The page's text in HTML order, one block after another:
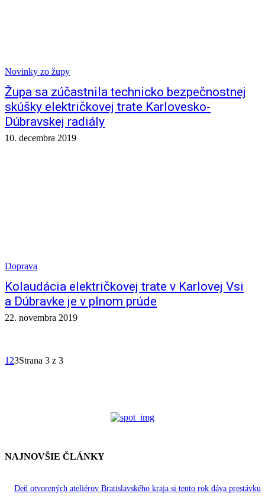
Novinky zo župy
Župa sa zúčastnila technicko bezpečnostnej
skúšky električkovej trate Karlovesko-
Dúbravskej radiály
10. decembra 2019
Doprava
Kolaudácia električkovej trate v Karlovej Vsi
a Dúbravke je v plnom prúde
22. novembra 2019
1 23Strana 3 z 3
NAJNOVŠIE ČLÁNKY
Deň otvorených ateliérov Bratislavského kraja si tento rok dáva prestávku